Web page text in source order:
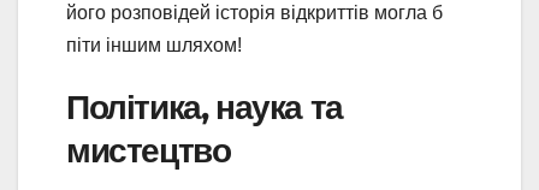
його розповідей історія відкриттів могла б
піти іншим шляхом!
Політика, наука та
мистецтво